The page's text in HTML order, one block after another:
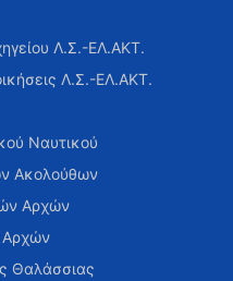
Λ.Σ.-ΕΛ.ΑΚΤ.
Λ.Σ.-ΕΛ.ΑΚΤ.
Ναυτικού
Ακολούθων
Αρχών
Αρχών
Θαλάσσιας